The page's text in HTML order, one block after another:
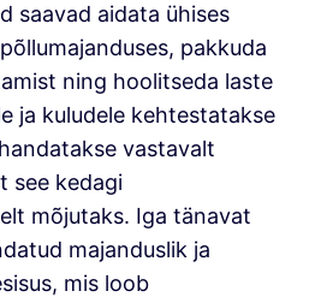
saavad aidata ühises
pakkuda
ning hoolitseda laste
ja kuludele kehtestatakse
vastavalt
see kedagi
mõjutaks. Iga tänavat
majanduslik ja
mis loob